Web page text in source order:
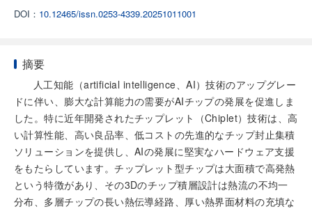
DOI： 10.12465/issn.0253-4339.20251011001
摘要
人工知能（artificial intelligence、AI）技術のアップグレー
ドに伴い、膨大な計算能力の需要がAIチップの発展を促進しま
した。特に近年開発されたチップレット（Chiplet）技術は、高
い計算性能、高い良品率、低コストの先進的なチップ封止集積
ソリューションを提供し、AIの発展に堅実なハードウェア支援
をもたらしています。チップレット型チップは大面積で高発熱
という特徴があり、その3Dのチップ積層設計は熱流の不均一
分布、多層チップの長い熱伝導経路、厚い熱界面材料の充填な